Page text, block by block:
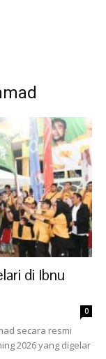
di Ibnu
0
secara resmi
2026 yang digelar